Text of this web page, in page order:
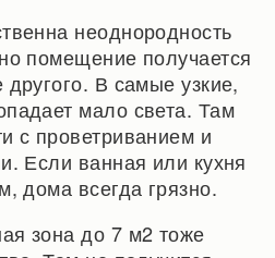
неоднородность
помещение получается
В самые узкие,
мало света. Там
с проветриванием и
Если ванная или кухня
дома всегда грязно.
зона до 7 м2 тоже